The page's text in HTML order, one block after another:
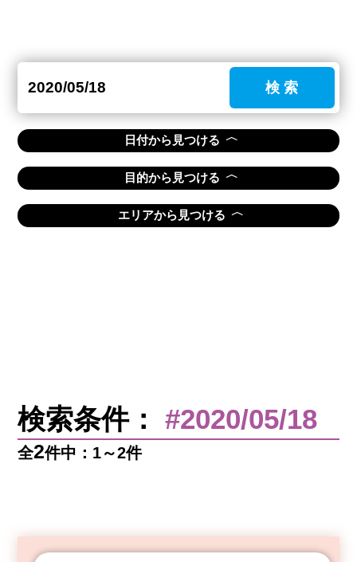
検 索
日付から見つける 〈
目的から見つける 〈
エリアから見つける 〈
検索条件：#2020/05/18
全2件中：1～2件